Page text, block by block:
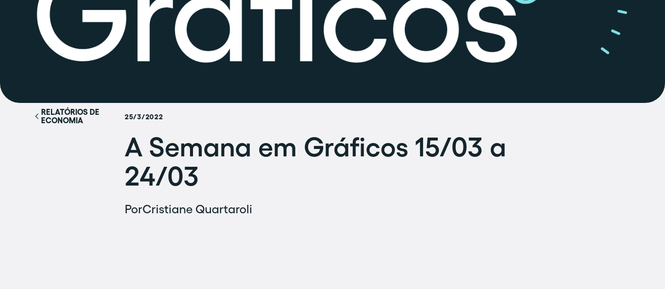
RELATÓRIOS DE
ECONOMIA
25/3/2022
A Semana em Gráficos 15/03 a
24/03
PorCristiane Quartaroli